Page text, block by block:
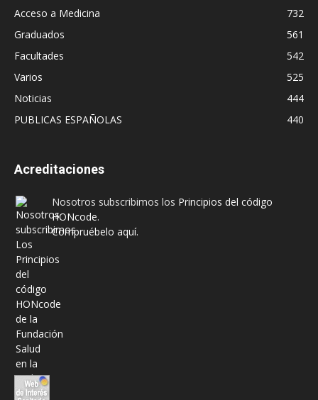
Acceso a Medicina
732
Graduados
561
Facultades
542
Varios
525
Noticias
444
PUBLICAS ESPAÑOLAS
440
Acreditaciones
Nosotros subscribimos los Principios del código
HONcode.
Compruébelo aquí.